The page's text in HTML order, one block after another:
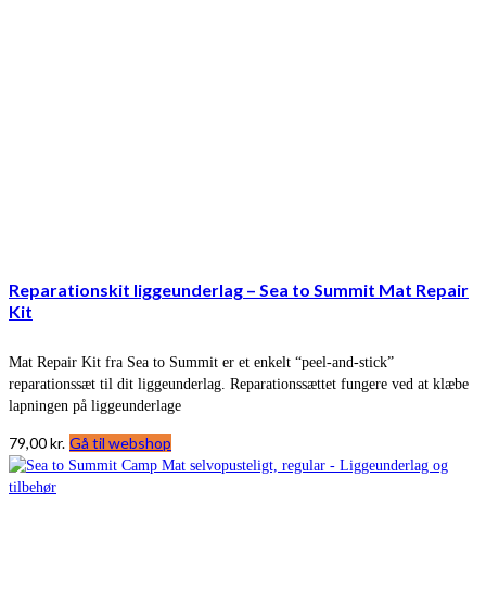
Reparationskit liggeunderlag – Sea to Summit Mat Repair
Kit
Mat Repair Kit fra Sea to Summit er et enkelt “peel-and-stick”
reparationssæt til dit liggeunderlag. Reparationssættet fungere ved at klæbe
lapningen på liggeunderlage
79,00kr. Gå til webshop